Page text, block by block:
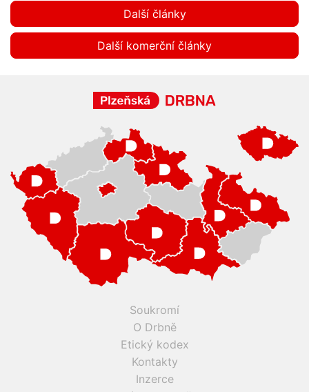
Další články
Další komerční články
Soukromí
O Drbně
Etický kodex
Kontakty
Inzerce